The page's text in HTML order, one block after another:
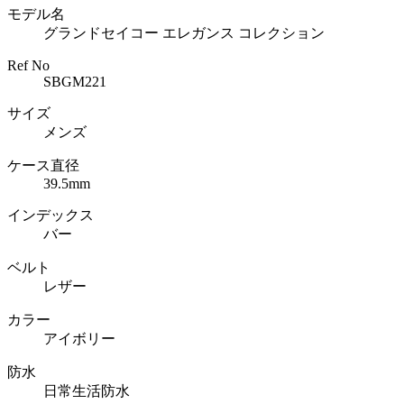
モデル名
グランドセイコー エレガンス コレクション
Ref No
SBGM221
サイズ
メンズ
ケース直径
39.5mm
インデックス
バー
ベルト
レザー
カラー
アイボリー
防水
日常生活防水